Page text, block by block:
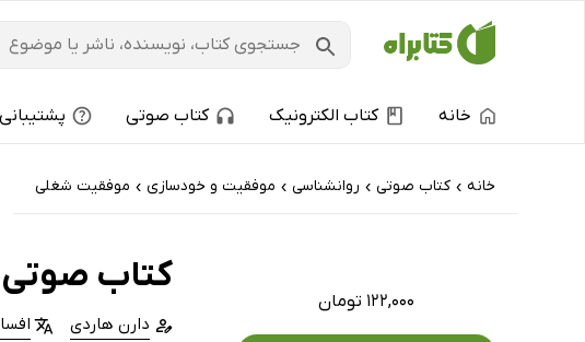
خانه کتاب الکترونیک کتاب صوتی پشتیبانی
خانه › کتاب‌ صوتی › روانشناسی › موفقیت و خودسازی › موفقیت شغلی
۱۲۲,۰۰۰ تومان
کتاب صوتی
دارن هاردی